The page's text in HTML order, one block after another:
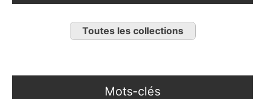
Toutes les collections
Mots-clés